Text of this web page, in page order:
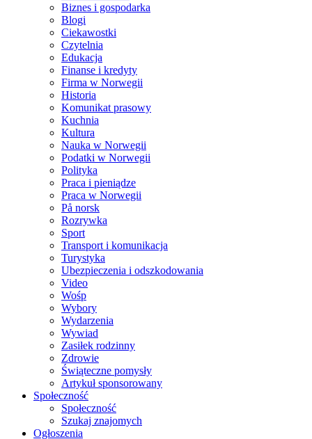
Biznes i gospodarka
Blogi
Ciekawostki
Czytelnia
Edukacja
Finanse i kredyty
Firma w Norwegii
Historia
Komunikat prasowy
Kuchnia
Kultura
Nauka w Norwegii
Podatki w Norwegii
Polityka
Praca i pieniądze
Praca w Norwegii
På norsk
Rozrywka
Sport
Transport i komunikacja
Turystyka
Ubezpieczenia i odszkodowania
Video
Wośp
Wybory
Wydarzenia
Wywiad
Zasiłek rodzinny
Zdrowie
Świąteczne pomysły
Artykuł sponsorowany
Społeczność
Społeczność
Szukaj znajomych
Ogłoszenia